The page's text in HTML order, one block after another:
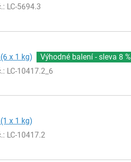
: LC-5694.3
x 1 kg) Výhodné balení - sleva 8 %
: LC-10417.2_6
x 1 kg)
: LC-10417.2